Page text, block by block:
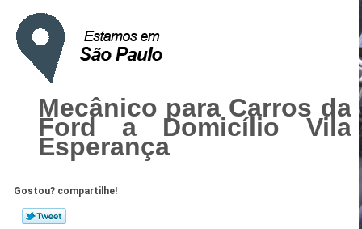
Mecânico para Carros da
Ford a Domicílio Vila
Esperança
Gostou? compartilhe!